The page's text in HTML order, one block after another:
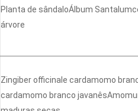
Planta de sândaloÁlbum
árvore
Zingiber officinale cardamomo
cardamomo branco